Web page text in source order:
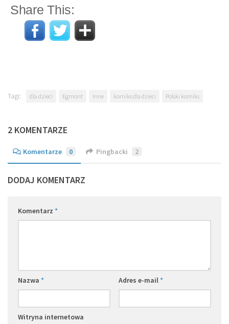
Share This:
Tagi: dla dzieci Egmont Inne komiks dla dzieci Polski komiks
2 KOMENTARZE
Komentarze 0 Pingbacki 2
DODAJ KOMENTARZ
Komentarz *
Nazwa * Adres e-mail*
Witryna internetowa